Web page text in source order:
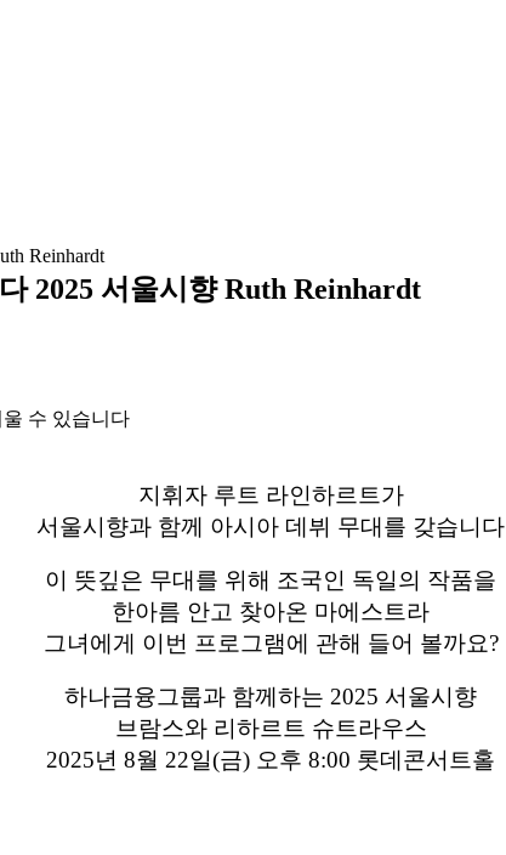
2025 서울시향 Ruth Reinhardt
수 있습니다
지휘자 루트 라인하르트가
서울시향과 함께 아시아 데뷔 무대를 갖습니다
이 뜻깊은 무대를 위해 조국인 독일의 작품을
한아름 안고 찾아온 마에스트라
그녀에게 이번 프로그램에 관해 들어 볼까요?
하나금융그룹과 함께하는 2025 서울시향
브람스와 리하르트 슈트라우스
2025년 8월 22일(금) 오후 8:00 롯데콘서트홀